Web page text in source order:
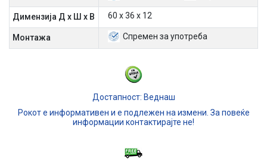
Димензија Д х Ш х В 60 х 36 х 12
Mонтажа Спремен за употреба
Достапност: Веднаш
Рокот е информативен и е подлежен на измени. За повеќе
информации контактирајте не!